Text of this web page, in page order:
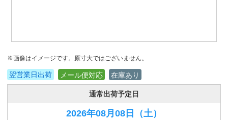
※画像はイメージです。原寸大ではございません。
翌営業日出荷 メール便対応 在庫あり
通常出荷予定日
2026年08月08日 （土）